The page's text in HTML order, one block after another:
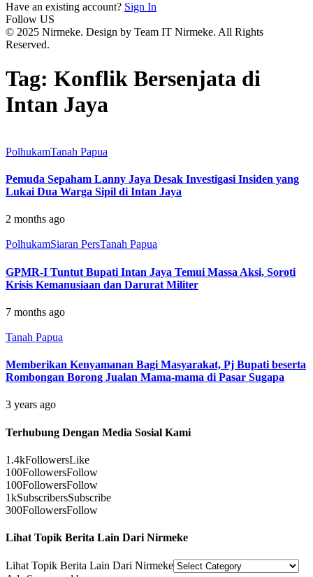
Have an existing account? Sign In
Follow US
© 2025 Nirmeke. Design by Team IT Nirmeke. All Rights
Reserved.
Tag: Konflik Bersenjata di
Intan Jaya
PolhukamTanah Papua
Pemuda Sepaham Lanny Jaya Desak Investigasi Insiden yang
Lukai Dua Warga Sipil di Intan Jaya
2 months ago
PolhukamSiaran PersTanah Papua
GPMR-I Tuntut Bupati Intan Jaya Temui Massa Aksi, Soroti
Krisis Kemanusiaan dan Darurat Militer
7 months ago
Tanah Papua
Memberikan Kenyamanan Bagi Masyarakat, Pj Bupati beserta
Rombongan Borong Jualan Mama-mama di Pasar Sugapa
3 years ago
Terhubung Dengan Media Sosial Kami
1.4kFollowersLike
100FollowersFollow
100FollowersFollow
1kSubscribersSubscribe
300FollowersFollow
Lihat Topik Berita Lain Dari Nirmeke
Lihat Topik Berita Lain Dari Nirmeke